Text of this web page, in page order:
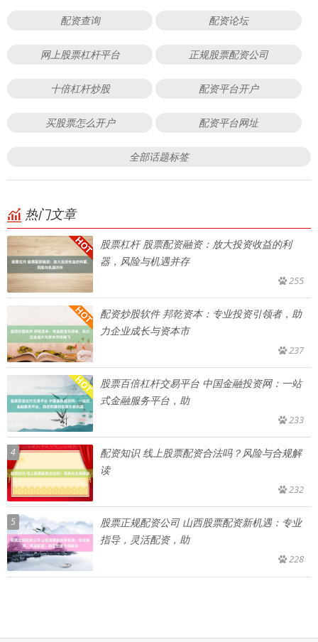
配资查询 配资论坛
网上股票杠杆平台 正规股票配资公司
十倍杠杆炒股 配资平台开户
买股票怎么开户 配资平台网址
全部话题标签
热门文章
股票杠杆 股票配资融资：放大投资收益的利
器，风险与机遇并存
255
配资炒股软件 邦乾资本：专业投资引领者，助
力企业成长与资本市
237
股票百倍杠杆交易平台 中国金融投资网：一站
式金融服务平台，助
233
4
配资知识 线上股票配资合法吗？风险与合规解
读
232
5
股票正规配资公司 山西股票配资新机遇：专业
指导，灵活配资，助
228